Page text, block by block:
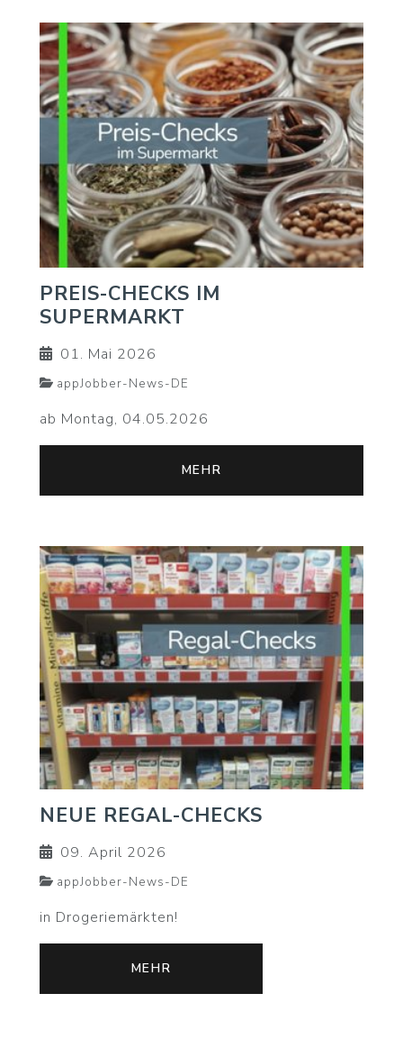
PREIS-CHECKS IM
SUPERMARKT
01. Mai 2026
appJobber-News-DE
ab Montag, 04.05.2026
MEHR
NEUE REGAL-CHECKS
09. April 2026
appJobber-News-DE
in Drogeriemärkten!
MEHR